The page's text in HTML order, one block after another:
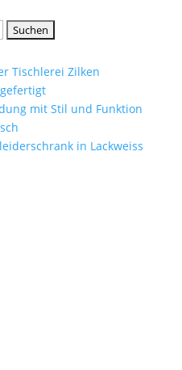
Tischlerei Zilken
mit Stil und Funktion
in Lackweiss